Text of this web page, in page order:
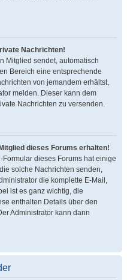
Nachrichten!
Mitglied sendet, automatisch
Bereich eine entsprechende
von jemandem erhältst,
melden. Dieser kann dem
Nachrichten zu versenden.
dieses Forums erhalten!
dieses Forums hat einige
solche Nachrichten senden,
die komplette E-Mail,
ist es ganz wichtig, die
enthalten Details über den
Administrator kann dann